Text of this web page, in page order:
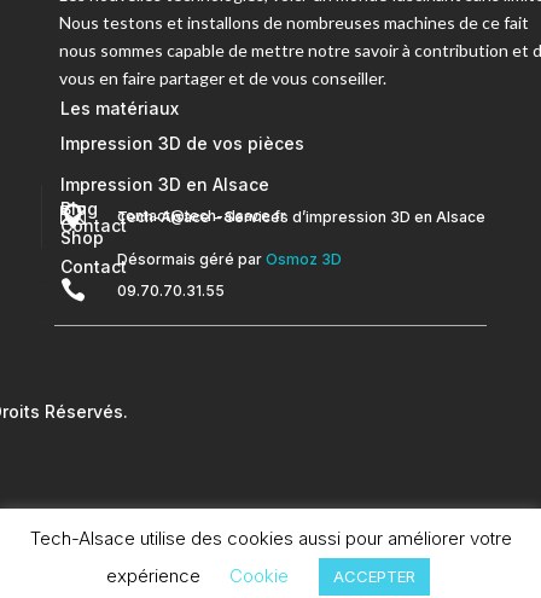
Nous testons et installons de nombreuses machines de ce fait
nous sommes capable de mettre notre savoir à contribution et
vous en faire partager et de vous conseiller.
Les matériaux
Impression 3D de vos pièces
Impression 3D en Alsace
Contact
Blog
Shop
Contact
 contact@tech-alsace.fr
 Tech-Alsace – Services d’impression 3D en Alsace
Désormais géré par Osmoz 3D
 09.70.70.31.55
Réservés.
Tech-Alsace utilise des cookies aussi pour améliorer votre
expérience
Cookie ACCEPTER